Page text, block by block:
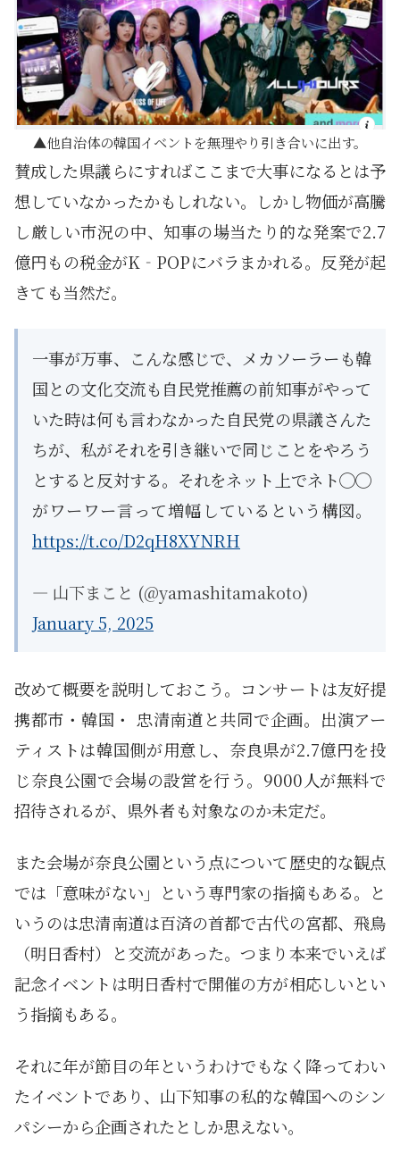
他自治体の韓国イベントを無理やり引き合いに出す。
賛成した県議らにすればここまで大事になるとは予
想していなかったかもしれない。しかし物価が高騰
し厳しい市況の中、知事の場当たり的な発案で2.7
億円もの税金がK‐POPにバラまかれる。反発が起
きても当然だ。
一事が万事、こんな感じで、メカソーラーも韓
国との文化交流も自民党推薦の前知事がやって
いた時は何も言わなかった自民党の県議さんた
ちが、私がそれを引き継いで同じことをやろう
とすると反対する。それをネット上でネト◯◯
がワーワー言って増幅しているという構図。
https://t.co/D2qH8XYNRH
— 山下まこと (@yamashitamakoto)
January 5, 2025
改めて概要を説明しておこう。コンサートは友好提
携都市・韓国・ 忠清南道と共同で企画。出演アー
ティストは韓国側が用意し、奈良県が2.7億円を投
じ奈良公園で会場の設営を行う。9000人が無料で
招待されるが、県外者も対象なのか未定だ。
また会場が奈良公園という点について歴史的な観点
では「意味がない」という専門家の指摘もある。と
いうのは忠清南道は百済の首都で古代の宮都、飛鳥
（明日香村）と交流があった。つまり本来でいえば
記念イベントは明日香村で開催の方が相応しいとい
う指摘もある。
それに年が節目の年というわけでもなく降ってわい
たイベントであり、山下知事の私的な韓国へのシン
パシーから企画されたとしか思えない。